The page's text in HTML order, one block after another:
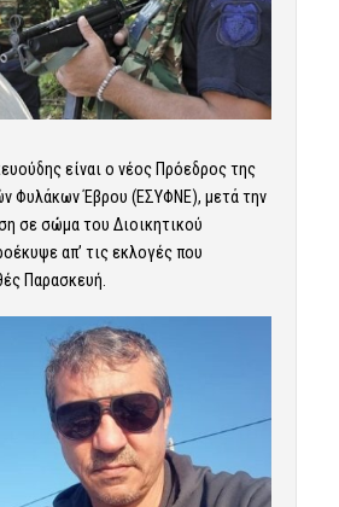
είναι ο νέος Πρόεδρος της
Φυλάκων Έβρου (ΕΣΥΦΝΕ), μετά την
σε σώμα του Διοικητικού
απ’ τις εκλογές που
Παρασκευή.